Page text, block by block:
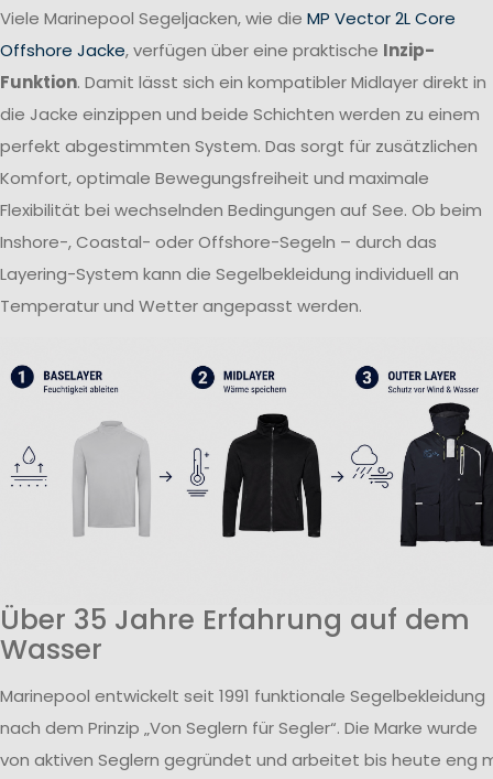
Viele Marinepool Segeljacken, wie die MP Vector 2L Core
Offshore Jacke, verfügen über eine praktische Inzip-
Funktion. Damit lässt sich ein kompatibler Midlayer direkt in
die Jacke einzippen und beide Schichten werden zu einem
perfekt abgestimmten System. Das sorgt für zusätzlichen
Komfort, optimale Bewegungsfreiheit und maximale
Flexibilität bei wechselnden Bedingungen auf See. Ob beim
Inshore-, Coastal- oder Offshore-Segeln – durch das
Layering-System kann die Segelbekleidung individuell an
Temperatur und Wetter angepasst werden.
Über 35 Jahre Erfahrung auf dem
Wasser
Marinepool entwickelt seit 1991 funktionale Segelbekleidung
nach dem Prinzip „Von Seglern für Segler“. Die Marke wurde
von aktiven Seglern gegründet und arbeitet bis heute eng